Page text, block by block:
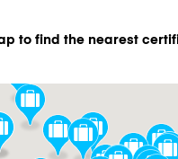
to find the nearest